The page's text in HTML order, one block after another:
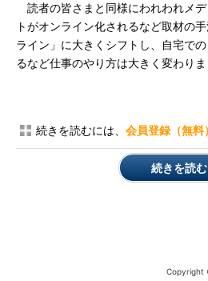
読者の皆さまと同様にわれわれメ
トがオンライン化されるなど取材の
ライン」に大きくシフトし、自宅で
るなど仕事のやり方は大きく変わりま
続きを読むには、 会員登録（無料）
続きを読む
Copyright